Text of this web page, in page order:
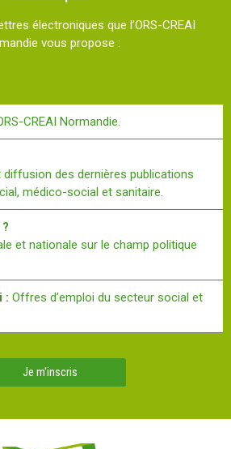
électroniques que l’ORS-CREAI
vous propose :
CREAI Normandie.
diffusion des dernières publications
médico-social et sanitaire.
et nationale sur le champ politique
: Offres d’emploi du secteur social et
Je m'inscris